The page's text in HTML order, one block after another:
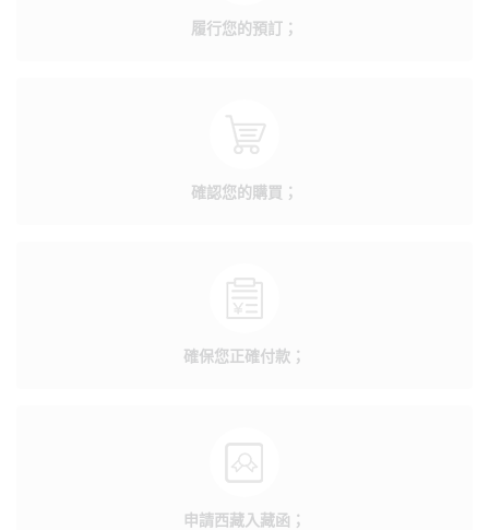
履行您的預訂；
確認您的購買；
確保您正確付款；
申請西藏入藏函；